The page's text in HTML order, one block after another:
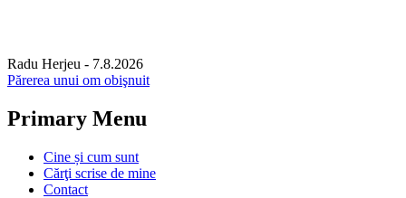
Radu Herjeu - 7.8.2026
Părerea unui om obişnuit
Primary Menu
Skip
content
Cine și cum sunt
Cărţi scrise de mine
Contact